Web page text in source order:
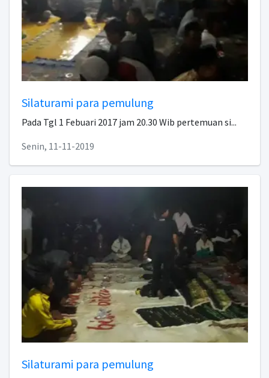
Silaturami para pemulung
Pada Tgl 1 Febuari 2017 jam 20.30 Wib pertemuan si...
Senin, 11-11-2019
Silaturami para pemulung